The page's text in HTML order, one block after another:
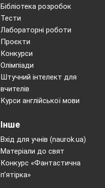
Бібліотека розробок
Тести
Лабораторні роботи
Проєкти
Конкурси
Олімпіади
Штучний інтелект для
вчителів
Курси англійської мови
Інше
Вхід для учнів (naurok.ua)
Матеріали до свят
Конкурс «Фантастична
п’ятірка»